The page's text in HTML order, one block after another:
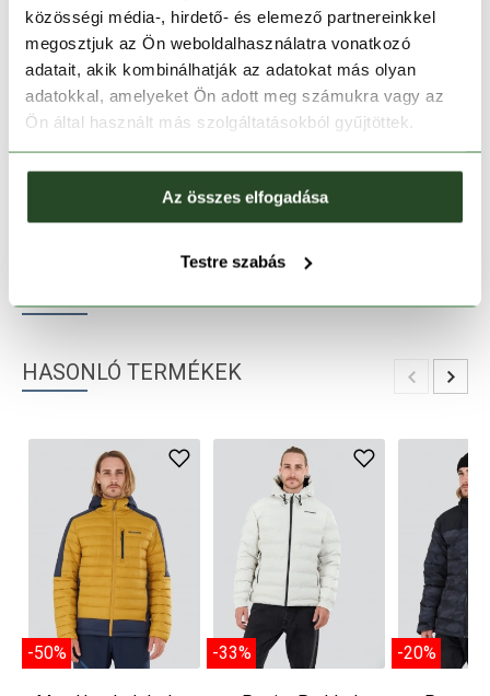
közösségi média-, hirdető- és elemező partnereinkkel
megosztjuk az Ön weboldalhasználatra vonatkozó
adatait, akik kombinálhatják az adatokat más olyan
adatokkal, amelyeket Ön adott meg számukra vagy az
Ön által használt más szolgáltatásokból gyűjtöttek.
Az összes elfogadása
Testre szabás
Melyik üzletben elérhető|Foglalás
30 napos visszaküldés
1-2 munkanapos szállítás
HASONLÓ TERMÉKEK
-50% -33% -20%